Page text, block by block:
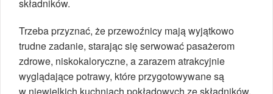
składników.
Trzeba przyznać, że przewoźnicy mają wyjątkowo
trudne zadanie, starając się serwować pasażerom
zdrowe, niskokaloryczne, a zarazem atrakcyjnie
wyglądające potrawy, które przygotowywane są